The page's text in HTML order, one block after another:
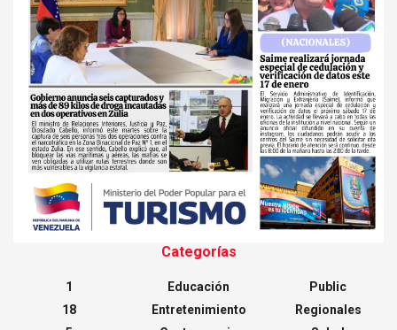
Categorías
1
18
Educación
Entretenimiento
Public
Regionales